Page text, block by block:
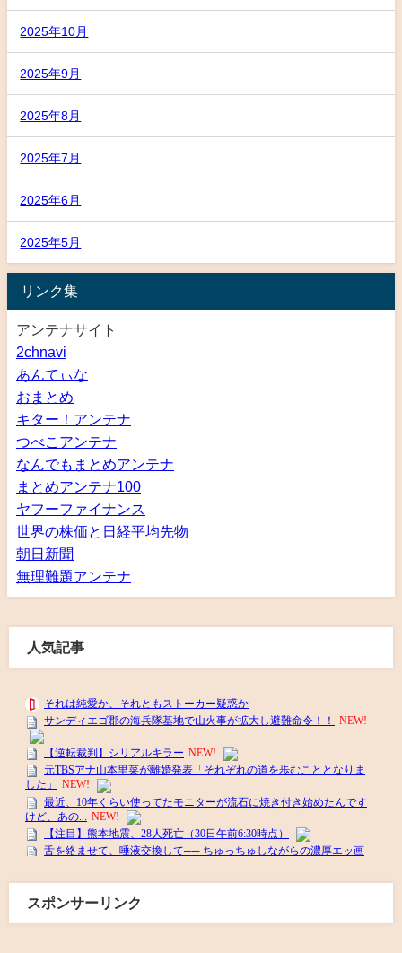
2025年10月
2025年9月
2025年8月
2025年7月
2025年6月
2025年5月
リンク集
アンテナサイト
2chnavi
あんてぃな
おまとめ
キター！アンテナ
つべこアンテナ
なんでもまとめアンテナ
まとめアンテナ100
ヤフーファイナンス
世界の株価と日経平均先物
朝日新聞
無理難題アンテナ
人気記事
スポンサーリンク